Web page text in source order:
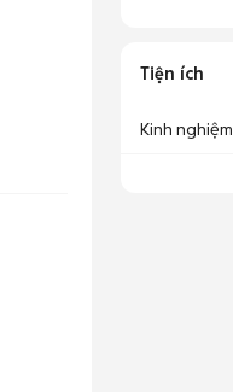
Tiện ích
Kinh nghiệm